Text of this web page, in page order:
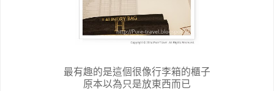
最有趣的是這個很像行李箱的櫃子
原本以為只是放東西而已